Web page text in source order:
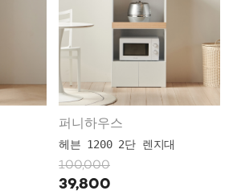
퍼니하우스
헤븐 1200 2단 렌지대
100,000
39,800